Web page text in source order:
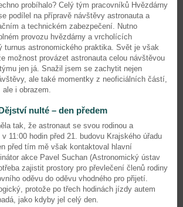
probíhalo? Celý tým pracovníků Hvězdárny
podílel na přípravě návštěvy astronauta a
a technickém zabezpečení. Nutno
provozu hvězdárny a vrcholících
turnus astronomického praktika. Svět je však
možnost provázet astronauta celou návštěvou
jen já. Snažil jsem se zachytit nejen
ale také momentky z neoficiálních částí,
i obrazem.
nulté – den předem
tak, že astronaut se svou rodinou a
11:00 hodin před 21. budovu Krajského úřadu
před tím mě však kontaktoval hlavní
akce Pavel Suchan (Astronomický ústav
zajistit prostory pro převlečení členů rodiny
oděvu do oděvu vhodného pro přijetí.
protože po třech hodinách jízdy autem
jako kdyby jel celý den.